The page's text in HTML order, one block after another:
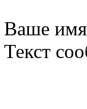
Ваше имя
Текст